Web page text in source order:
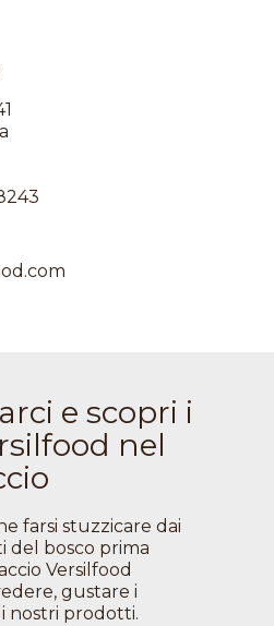
e scopri i
nel
farsi stuzzicare dai
del bosco prima
Versilfood
gustare i
nostri prodotti.